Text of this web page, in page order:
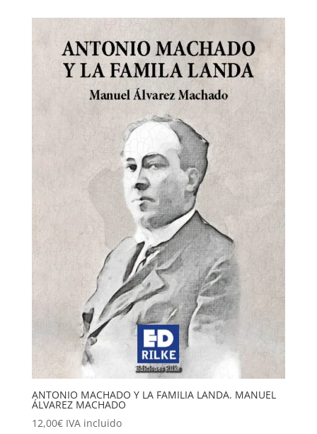
ANTONIO MACHADO Y LA FAMILIA LANDA. MANUEL
ÁLVAREZ MACHADO
12,00€ IVA incluido